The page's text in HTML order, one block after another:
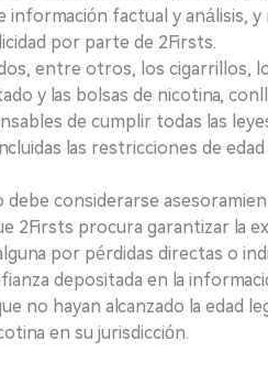
información factual y análisis,
por parte de 2Firsts.
entre otros, los cigarrillos,
y las bolsas de nicotina,
de cumplir todas las
las restricciones de
considerarse
2Firsts procura garantizar la
por pérdidas directas o
depositada en la
no hayan alcanzado la edad
en su jurisdicción.